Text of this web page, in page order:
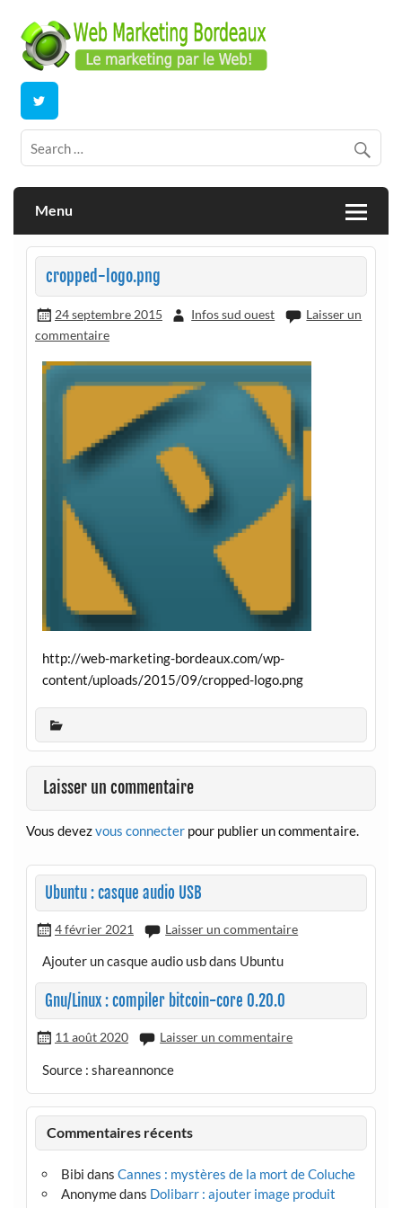
content
Webmarketing Bordeaux
E-commerce | ERP/CRM Dolibarr | Bordeaux
Menu
cropped-logo.png
24 septembre 2015 Infos sud ouest
Laisser un
commentaire
http://web-marketing-bordeaux.com/wp-
content/uploads/2015/09/cropped-logo.png
Laisser un commentaire
Vous devezvous connecterpour publier un commentaire.
Ubuntu : casque audio USB
4 février 2021 Laisser un commentaire
Ajouter un casque audio usb dans Ubuntu
Gnu/Linux : compiler bitcoin-core 0.20.0
11 août 2020 Laisser un commentaire
Source : shareannonce
Commentaires récents
Bibi dans Cannes : mystères de la mort de Coluche
Anonymedans Dolibarr : ajouter image produit